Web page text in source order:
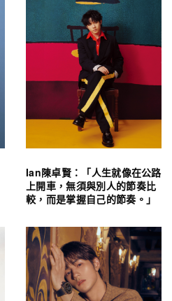
Ian陳卓賢：「人生就像在公路
上開車，無須與別人的節奏比
較，而是掌握自己的節奏。」